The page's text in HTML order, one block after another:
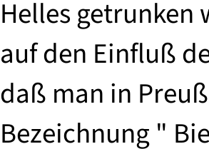
Helles getrunken
auf den Einfluß
daß man in
Bezeichnung "